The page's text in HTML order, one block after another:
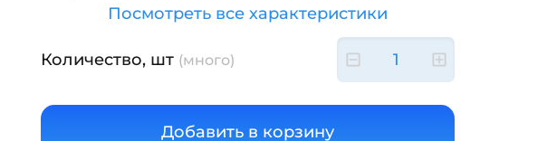
Посмотреть все характеристики
Количество, шт (много)